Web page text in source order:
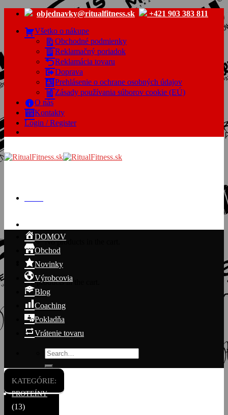
Skip
content
objednavky@ritualfitness.sk
+421 903 383 811
Všetko o nákupe
Obchodné podmienky
Reklamačný poriadok
Reklamácia tovaru
Doprava
Prehlásenie o ochrane osobných údajov
Zásady používania súborov cookie (EÚ)
O nás
Kontakty
Login / Register
No products in the cart.
Cart
No products in the cart.
DOMOV
Obchod
Novinky
Výrobcovia
Blog
Coaching
Pokladňa
Vrátenie tovaru
Search
for:
KATEGÓRIE:
PROTEÍNY
(13)